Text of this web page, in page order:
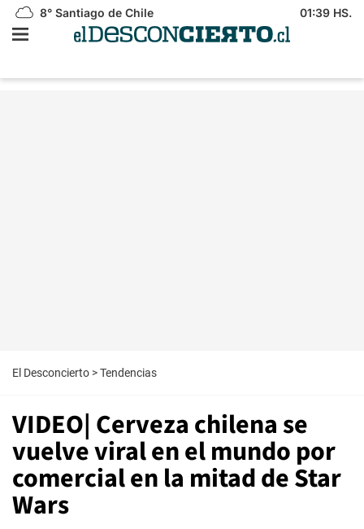
8° Santiago de Chile 01:39 HS.
El Desconcierto >Tendencias
VIDEO| Cerveza chilena se
vuelve viral en el mundo por
comercial en la mitad de Star
Wars